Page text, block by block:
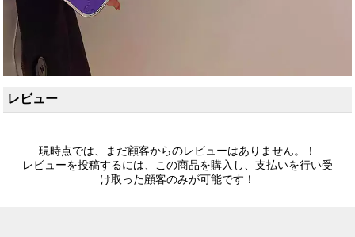
レビュー
現時点では、まだ顧客からのレビューはありません。！
レビューを投稿するには、この商品を購入し、支払いを行い受
け取った顧客のみが可能です！